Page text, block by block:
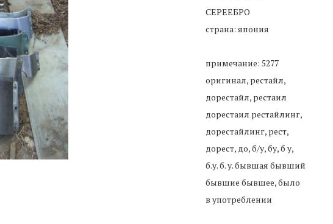
СЕРЕЕБРО
страна: япония
примечание: 5277
оригинал, рестайл,
дорестайл, рестаил
дорестаил рестайлинг,
дорестайлинг, рест,
дорест, до, б/у, бу, б у,
б.у. б. у. бывшая бывший
бывшие бывшее, было
в употреблении